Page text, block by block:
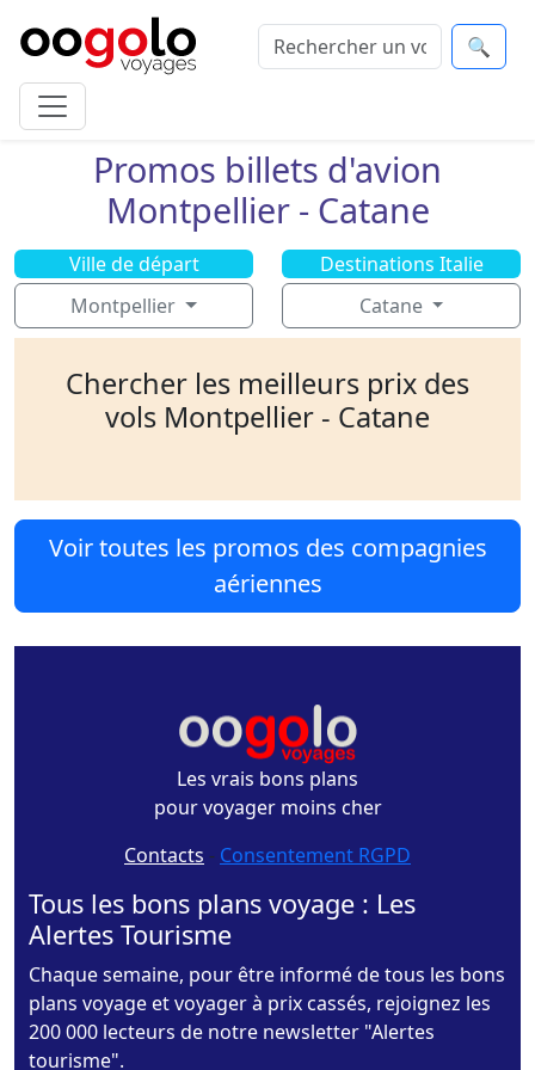
🔍
Promos billets d'avion
Montpellier - Catane
Ville de départ
Montpellier
Destinations Italie
Catane
Chercher les meilleurs prix des
vols Montpellier - Catane
Voir toutes les promos des compagnies
aériennes
Les vrais bons plans
pour voyager moins cher
Contacts - Consentement RGPD
Tous les bons plans voyage : Les
Alertes Tourisme
Chaque semaine, pour être informé de tous les bons
plans voyage et voyager à prix cassés, rejoignez les
200 000 lecteurs de notre newsletter "Alertes
tourisme".